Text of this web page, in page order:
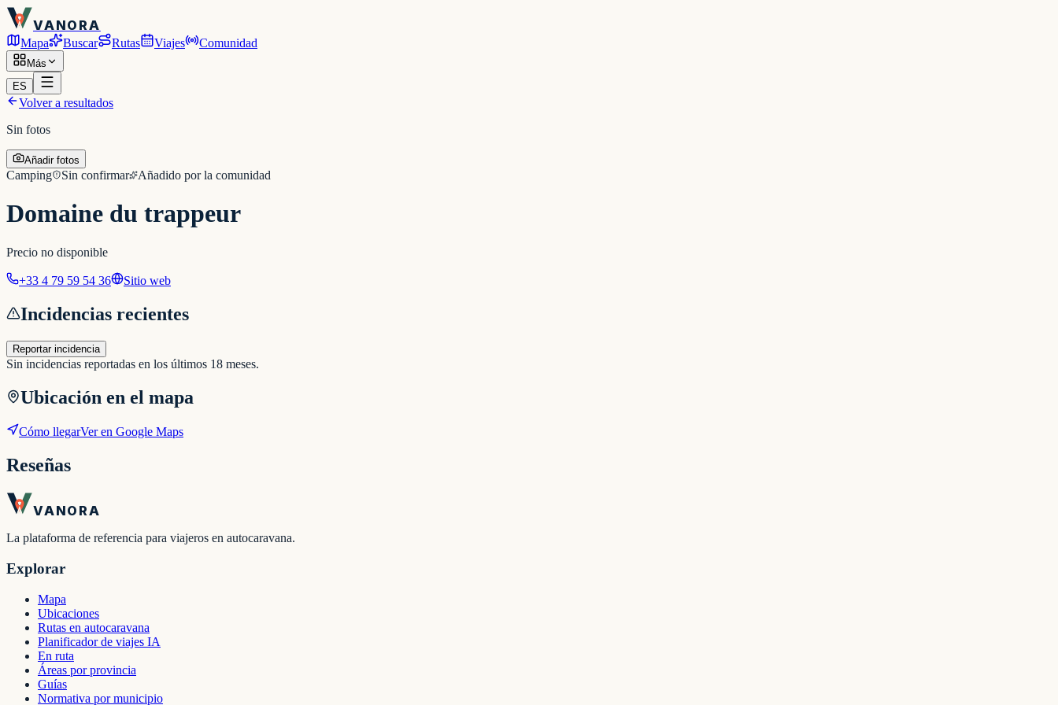
VANORA
Mapa Buscar Rutas Viajes Comunidad
Más
ES
Volver a resultados
Sin fotos
Añadir fotos
Camping Sin confirmar Añadido por la comunidad
Domaine du trappeur
Precio no disponible
+33 4 79 59 54 36 Sitio web
Incidencias recientes
Reportar incidencia
Sin incidencias reportadas en los últimos 18 meses.
Ubicación en el mapa
Cómo llegarVer en Google Maps
Reseñas
VANORA
La plataforma de referencia para viajeros en autocaravana.
Explorar
Mapa
Ubicaciones
Rutas en autocaravana
Planificador de viajes IA
En ruta
Áreas por provincia
Guías
Normativa por municipio